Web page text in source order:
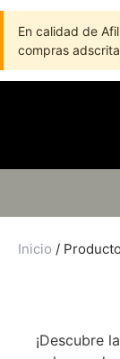
En calidad de
compras
Inicio /
¡Descubre